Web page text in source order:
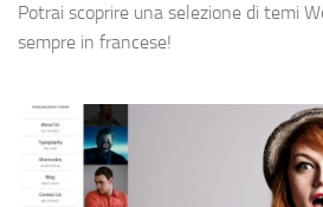
Potrai scoprire una selezione di temi
sempre in francese!